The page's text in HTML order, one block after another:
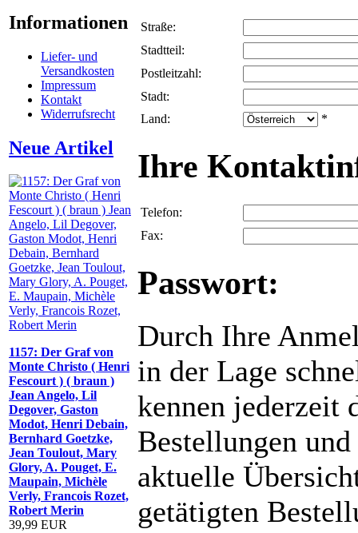
Informationen
Liefer- und
Versandkosten
Impressum
Kontakt
Widerrufsrecht
Neue Artikel
1157: Der Graf von
Monte Christo ( Henri
Fescourt ) ( braun )
Jean Angelo, Lil
Degover, Gaston
Modot, Henri Debain,
Bernhard Goetzke,
Jean Toulout, Mary
Glory, A. Pouget, E.
Maupain, Michèle
Verly, Francois Rozet,
Robert Merin
39,99 EUR
Straße:
Stadtteil:
Postleitzahl:
Stadt:
Land:
*
Ihre
Telefon:
Fax:
Passwort:
Durch Ihre
in der Lage
kennen jederzeit
Bestellungen
aktuelle
getätigten